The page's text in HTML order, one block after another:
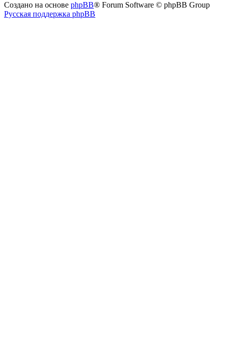
Создано на основе phpBB® Forum Software © phpBB Group
Русская поддержка phpBB